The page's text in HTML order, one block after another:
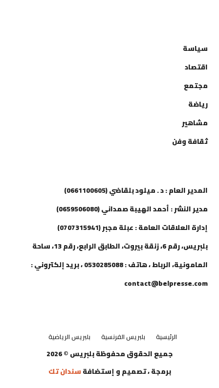
سياسة
اقتصاد
مجتمع
رياضة
مشاهير
ثقافة وفن
المدير العام : د . ميلود بلقاضي (0661100605)
مدير النشر : أحمد الهيبة صمداني (0659506080)
إدارة العلاقات العامة : عبلة مجبر (0707315941)
بلبريس، رقم 6، زنقة بيروت، الطابق الرابع، رقم 13، ساحة
المامونية، الرباط ، هاتف : 0530285088 ، بريد إلكتروني :
contact@belpresse.com
الرئيسية بلبريس الفرنسية بلبريس الرياضية
جميع الحقوق محفوظة بلبريس © 2026
برمجة ، تصميم و إستضافةسندان تك